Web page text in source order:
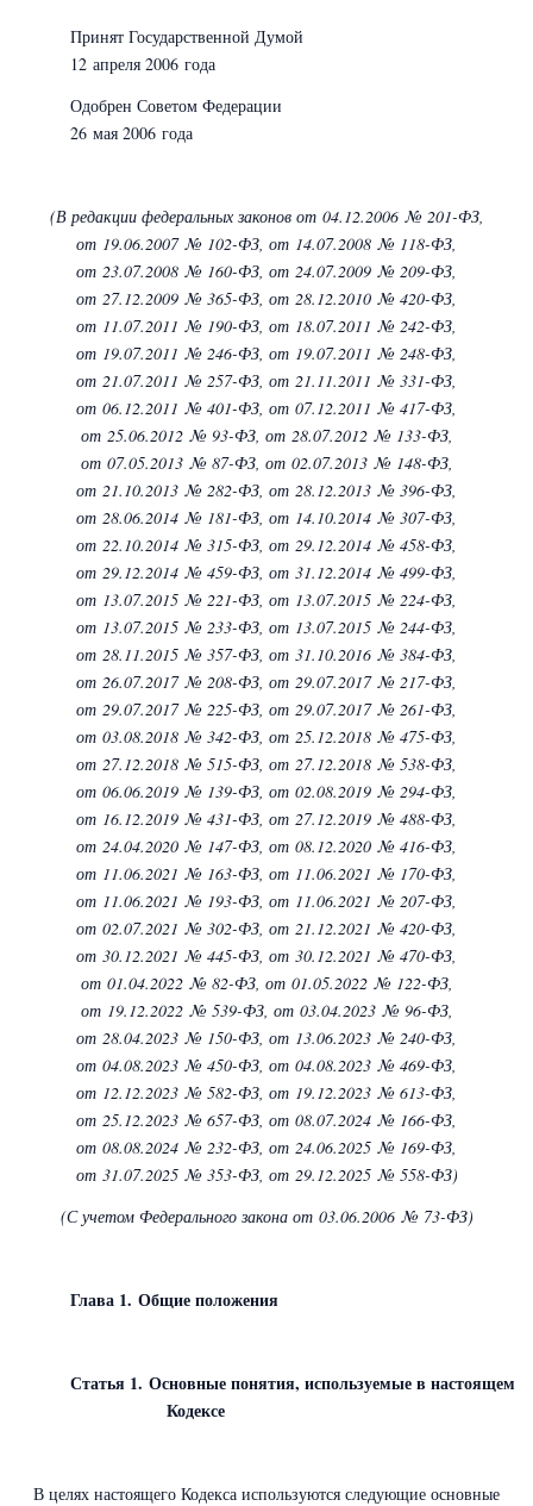
Принят Государственной Думой
12 апреля 2006 года
Одобрен Советом Федерации
26 мая 2006 года
(В редакции федеральных законов от 04.12.2006 № 201-ФЗ,
от 19.06.2007 № 102-ФЗ, от 14.07.2008 № 118-ФЗ,
от 23.07.2008 № 160-ФЗ, от 24.07.2009 № 209-ФЗ,
от 27.12.2009 № 365-ФЗ, от 28.12.2010 № 420-ФЗ,
от 11.07.2011 № 190-ФЗ, от 18.07.2011 № 242-ФЗ,
от 19.07.2011 № 246-ФЗ, от 19.07.2011 № 248-ФЗ,
от 21.07.2011 № 257-ФЗ, от 21.11.2011 № 331-ФЗ,
от 06.12.2011 № 401-ФЗ, от 07.12.2011 № 417-ФЗ,
от 25.06.2012 № 93-ФЗ, от 28.07.2012 № 133-ФЗ,
от 07.05.2013 № 87-ФЗ, от 02.07.2013 № 148-ФЗ,
от 21.10.2013 № 282-ФЗ, от 28.12.2013 № 396-ФЗ,
от 28.06.2014 № 181-ФЗ, от 14.10.2014 № 307-ФЗ,
от 22.10.2014 № 315-ФЗ, от 29.12.2014 № 458-ФЗ,
от 29.12.2014 № 459-ФЗ, от 31.12.2014 № 499-ФЗ,
от 13.07.2015 № 221-ФЗ, от 13.07.2015 № 224-ФЗ,
от 13.07.2015 № 233-ФЗ, от 13.07.2015 № 244-ФЗ,
от 28.11.2015 № 357-ФЗ, от 31.10.2016 № 384-ФЗ,
от 26.07.2017 № 208-ФЗ, от 29.07.2017 № 217-ФЗ,
от 29.07.2017 № 225-ФЗ, от 29.07.2017 № 261-ФЗ,
от 03.08.2018 № 342-ФЗ, от 25.12.2018 № 475-ФЗ,
от 27.12.2018 № 515-ФЗ, от 27.12.2018 № 538-ФЗ,
от 06.06.2019 № 139-ФЗ, от 02.08.2019 № 294-ФЗ,
от 16.12.2019 № 431-ФЗ, от 27.12.2019 № 488-ФЗ,
от 24.04.2020 № 147-ФЗ, от 08.12.2020 № 416-ФЗ,
от 11.06.2021 № 163-ФЗ, от 11.06.2021 № 170-ФЗ,
от 11.06.2021 № 193-ФЗ, от 11.06.2021 № 207-ФЗ,
от 02.07.2021 № 302-ФЗ, от 21.12.2021 № 420-ФЗ,
от 30.12.2021 № 445-ФЗ, от 30.12.2021 № 470-ФЗ,
от 01.04.2022 № 82-ФЗ, от 01.05.2022 № 122-ФЗ,
от 19.12.2022 № 539-ФЗ, от 03.04.2023 № 96-ФЗ,
от 28.04.2023 № 150-ФЗ, от 13.06.2023 № 240-ФЗ,
от 04.08.2023 № 450-ФЗ, от 04.08.2023 № 469-ФЗ,
от 12.12.2023 № 582-ФЗ, от 19.12.2023 № 613-ФЗ,
от 25.12.2023 № 657-ФЗ, от 08.07.2024 № 166-ФЗ,
от 08.08.2024 № 232-ФЗ, от 24.06.2025 № 169-ФЗ,
от 31.07.2025 № 353-ФЗ, от 29.12.2025 № 558-ФЗ)
(С учетом Федерального закона от 03.06.2006 № 73-ФЗ)
Глава 1. Общие положения
Статья 1. Основные понятия, используемые в настоящем
Кодексе
В целях настоящего Кодекса используются следующие основные